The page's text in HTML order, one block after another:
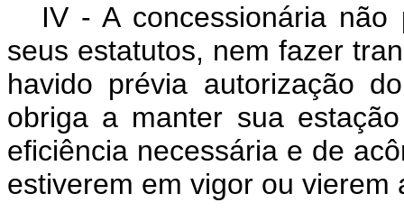
IV - A concessionária
seus estatutos, nem fazer
havido prévia autorização
obriga a manter sua
eficiência necessária e de
estiverem em vigor ou vierem